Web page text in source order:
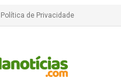
Política de Privacidade